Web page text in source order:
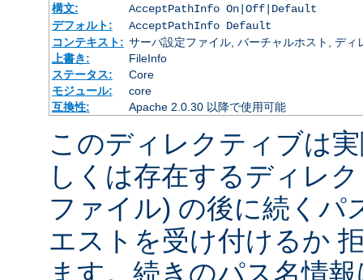
構文:
AcceptPathInfo On|Off|Default
デフォルト:
AcceptPathInfo Default
コンテキスト: サーバ設定ファイル, バーチャルホスト, ディ
上書き:
FileInfo
ステータス:
Core
モジュール:
core
互換性:
Apache 2.0.30 以降で使用可能
このディレクティブは
しくは存在するディレ
ファイル) の後に続くパ
エストを受け付けるか
ます。続きのパス名情